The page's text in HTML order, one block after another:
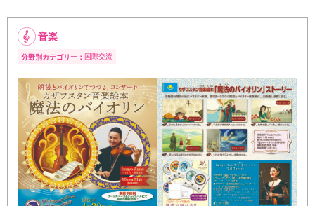
音楽
分野別カテゴリー： 国際交流